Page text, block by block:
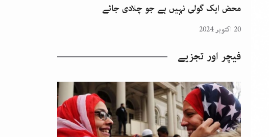
محض ایک گولی نہیں ہے جو چلادی جائے
20 اکتوبر 2024
فیچر اور تجزیے